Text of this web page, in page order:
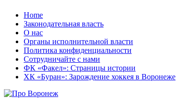
Перейти
содержанию
Home
Законодательная власть
О нас
Органы исполнительной власти
Политика конфиденциальности
Сотрудничайте с нами
ФК «Факел»: Страницы истории
ХК «Буран»: Зарождение хоккея в Воронеже